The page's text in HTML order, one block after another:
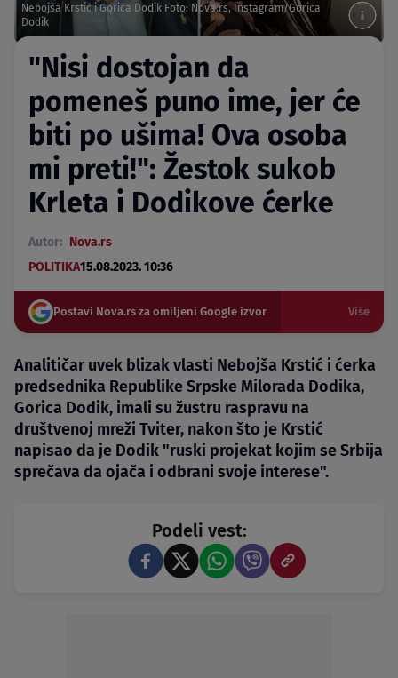
Nebojša Krstić i Gorica Dodik Foto: Nova.rs, Instagram/Gorica
Dodik
"Nisi dostojan da
pomeneš puno ime, jer će
biti po ušima! Ova osoba
mi preti!": Žestok sukob
Krleta i Dodikove ćerke
Autor: Nova.rs
POLITIKA15.08.2023. 10:36
Postavi Nova.rs za omiljeni Google izvor Više
Analitičar uvek blizak vlasti Nebojša Krstić i ćerka
predsednika Republike Srpske Milorada Dodika,
Gorica Dodik, imali su žustru raspravu na
društvenoj mreži Tviter, nakon što je Krstić
napisao da je Dodik "ruski projekat kojim se Srbija
sprečava da ojača i odbrani svoje interese".
Podeli vest: